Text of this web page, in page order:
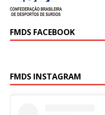
FMDS FACEBOOK
FMDS INSTAGRAM